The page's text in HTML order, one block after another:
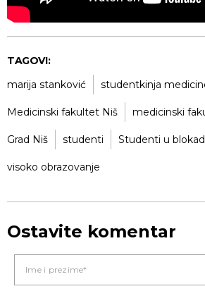
TAGOVI:
marija stanković
studentkinja
Medicinski fakultet Niš medicinski
Grad Niš studenti Studenti u
visoko obrazovanje
Ostavite komentar